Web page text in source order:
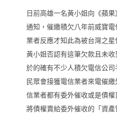
日前高雄一名黃小姐向《蘋
通知，催繳積欠八年前威寶
業者反應才知此為被台灣之
黃小姐否認有這筆欠款且未
於的確有不少人積欠電信公
民眾會接獲電信業者來電催
信業者都有委外催收或是債
將債權賣給委外催收的「資產